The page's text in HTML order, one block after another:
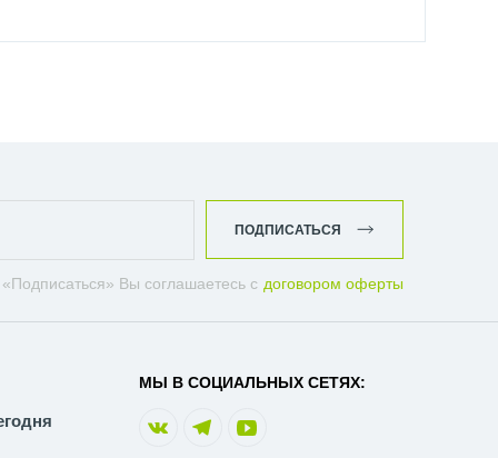
Вы соглашаетесь с договором оферты
ПОДПИСАТЬСЯ
МЫ В СОЦИАЛЬНЫХ СЕТЯХ: